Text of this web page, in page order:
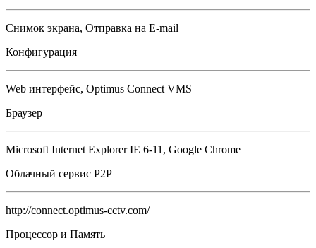
Снимок экрана, Отправка на E-mail
Конфигурация
Web интерфейс, Optimus Connect VMS
Браузер
Microsoft Internet Explorer IE 6-11, Google Chrome
Облачный сервис P2P
http://connect.optimus-cctv.com/
Процессор и Память